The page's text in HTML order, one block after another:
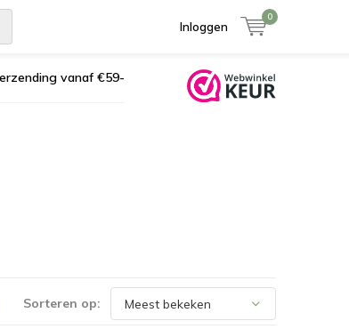
Inloggen
0
vanaf €59-
Sorteren op: